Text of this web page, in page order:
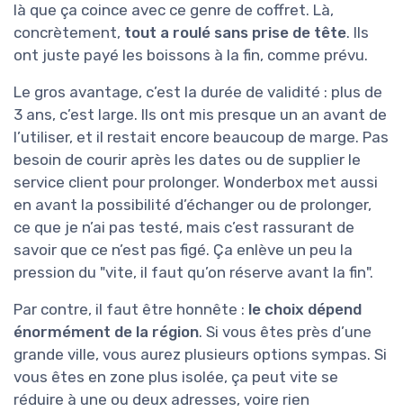
là que ça coince avec ce genre de coffret. Là,
concrètement, tout a roulé sans prise de tête. Ils
ont juste payé les boissons à la fin, comme prévu.
Le gros avantage, c’est la durée de validité : plus de
3 ans, c’est large. Ils ont mis presque un an avant de
l’utiliser, et il restait encore beaucoup de marge. Pas
besoin de courir après les dates ou de supplier le
service client pour prolonger. Wonderbox met aussi
en avant la possibilité d’échanger ou de prolonger,
ce que je n’ai pas testé, mais c’est rassurant de
savoir que ce n’est pas figé. Ça enlève un peu la
pression du "vite, il faut qu’on réserve avant la fin".
Par contre, il faut être honnête : le choix dépend
énormément de la région. Si vous êtes près d’une
grande ville, vous aurez plusieurs options sympas. Si
vous êtes en zone plus isolée, ça peut vite se
réduire à une ou deux adresses, voire rien